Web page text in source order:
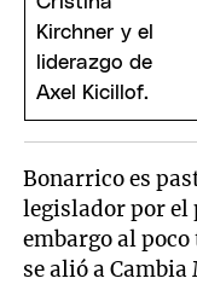
Bonarrico es
legislador por el
embargo al
se alió a